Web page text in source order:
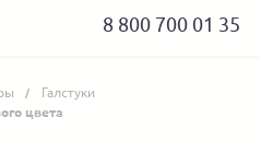
8 800 700 01 35
Галстуки
цвета